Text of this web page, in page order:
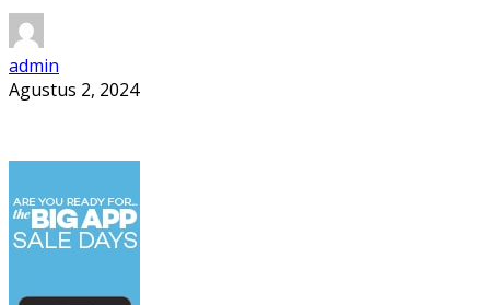
admin
Agustus 2, 2024